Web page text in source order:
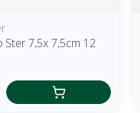
Ster 7,5x 7,5cm 12